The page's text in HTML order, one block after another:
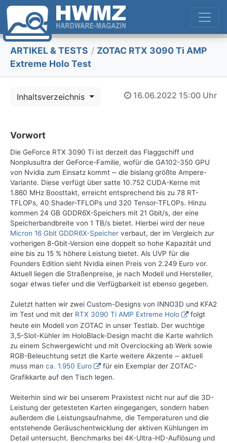
ARTIKEL & TESTS / ZOTAC RTX 3090 Ti AMP
Extreme Holo Test
Inhaltsverzeichnis 16.06.2022 15:00 Uhr
Vorwort
Die GeForce RTX 3090 Ti ist derzeit das Flaggschiff und
Nonplusultra der GeForce-Familie, wofür die GA102-350 GPU
von Nvidia zum Einsatz kommt ‒ die bislang größte Ampere-
Variante. Diese verfügt über satte 10.752 CUDA-Kerne mit
1.860 MHz Boosttakt, erreicht entsprechend bis zu 78 RT-
TFLOPs, 40 Shader-TFLOPs und 320 Tensor-TFLOPs. Hinzu
kommen 24 GB GDDR6X-Speichers mit 21 Gbit/s, der eine
Speicherbandbreite von 1 TB/s bietet. Hierbei wird der neue
Micron 16 Gbit GDDR6X-Speicher verbaut, der im Vergleich zur
vorherigen 8-Gbit-Version eine doppelt so hohe Kapazität und
eine bis zu 15 % höhere Leistung bietet. Als UVP für die
Founders Edition sieht Nvidia einen Preis von 2.249 Euro vor.
Aktuell liegen die Straßenpreise, je nach Modell und Hersteller,
sogar etwas tiefer und die Verfügbarkeit ist ebenso gegeben.
Zuletzt hatten wir zwei Custom-Designs von INNO3D und KFA2
im Test und mit der RTX 3090 Ti AMP Extreme Holo
folgt
heute ein Modell von ZOTAC in unser Testlab. Der wuchtige
3,5-Slot-Kühler im HoloBlack-Design macht die Karte wahrlich
zu einem Schwergewicht und mit Overclocking ab Werk sowie
RGB-Beleuchtung setzt die Karte weitere Akzente ‒ aktuell
muss man ca. 1.950 Euro
für ein Exemplar der ZOTAC-
Grafikkarte auf den Tisch legen.
Weiterhin sind wir bei unserem Praxistest nicht nur auf die 3D-
Leistung der getesteten Karten eingegangen, sondern haben
außerdem die Leistungsaufnahme, die Temperaturen und die
entstehende Geräuschentwicklung der aktiven Kühlungen im
Detail untersucht. Benchmarks bei 4K-Ultra-HD-Auflösung und